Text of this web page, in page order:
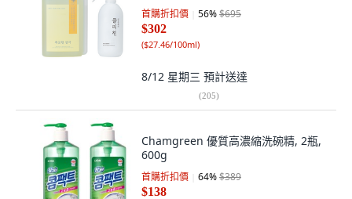
首購折扣價 56%$695
$302
($27.46/100ml)
8/12 星期三 預計送達
(205)
Chamgreen 優質高濃縮洗碗精, 2瓶,
600g
首購折扣價 64%$389
$138